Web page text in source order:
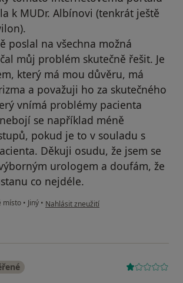
k MUDr. Albínovi (tenkrát ještě
poslal na všechna možná
můj problém skutečně řešit. Je
který má mou důvěru, má
a považuji ho za skutečného
vnímá problémy pacienta
se například méně
pokud je to v souladu s
Děkuji osudu, že jsem se
urologem a doufám, že
co nejdéle.
místo • Jiný • podle názoru uživatele Z.Š.
Nahlásit zneužití